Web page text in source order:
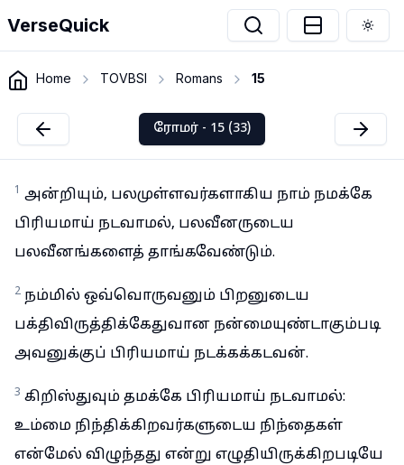
VerseQuick
Home TOVBSI Romans 15
ரோமர் - 15 (33)
1 அன்றியும், பலமுள்ளவர்களாகிய நாம் நமக்கே
பிரியமாய் நடவாமல், பலவீனருடைய
பலவீனங்களைத் தாங்கவேண்டும்.
2 நம்மில் ஒவ்வொருவனும் பிறனுடைய
பக்திவிருத்திக்கேதுவான நன்மையுண்டாகும்படி
அவனுக்குப் பிரியமாய் நடக்கக்கடவன்.
3 கிறிஸ்துவும் தமக்கே பிரியமாய் நடவாமல்:
உம்மை நிந்திக்கிறவர்களுடைய நிந்தைகள்
என்மேல் விழுந்தது என்று எழுதியிருக்கிறபடியே